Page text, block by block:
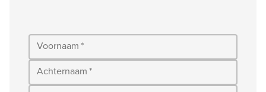
Voornaam *
Achternaam *